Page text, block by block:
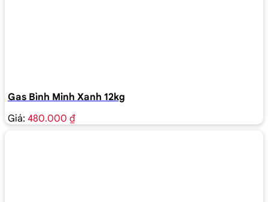
Gas Bình Minh Xanh 12kg
Giá: 480.000 ₫